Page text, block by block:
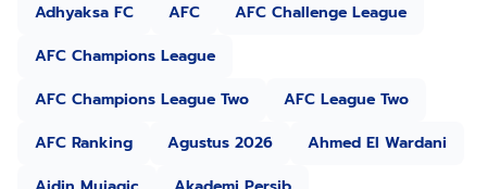
Adhyaksa FC
AFC
AFC Challenge League
AFC Champions League
AFC Champions League Two
AFC League Two
AFC Ranking
Agustus 2026
Ahmed El Wardani